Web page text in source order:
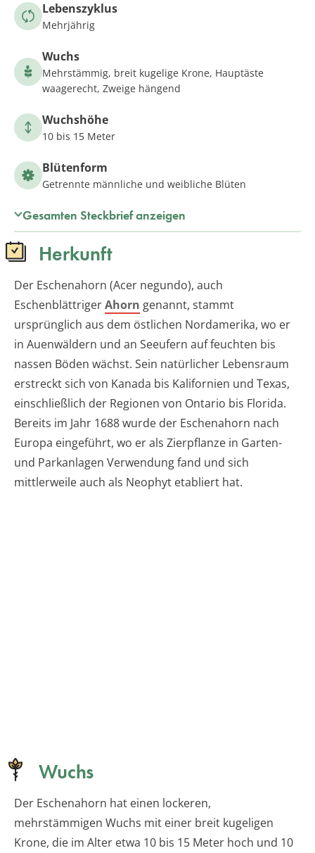
Lebenszyklus
Mehrjährig
Wuchs
Mehrstämmig, breit kugelige Krone, Hauptäste
waagerecht, Zweige hängend
Wuchshöhe
10 bis 15 Meter
Blütenform
Getrennte männliche und weibliche Blüten
Gesamten Steckbrief anzeigen
Herkunft
Der Eschenahorn (Acer negundo), auch
EschenblättrigerAhorn genannt, stammt
ursprünglich aus dem östlichen Nordamerika, wo er
in Auenwäldern und an Seeufern auf feuchten bis
nassen Böden wächst. Sein natürlicher Lebensraum
erstreckt sich von Kanada bis Kalifornien und Texas,
einschließlich der Regionen von Ontario bis Florida.
Bereits im Jahr 1688 wurde der Eschenahorn nach
Europa eingeführt, wo er als Zierpflanze in Garten-
und Parkanlagen Verwendung fand und sich
mittlerweile auch als Neophyt etabliert hat.
Wuchs
Der Eschenahorn hat einen lockeren,
mehrstämmigen Wuchs mit einer breit kugeligen
Krone, die im Alter etwa 10 bis 15 Meter hoch und 10